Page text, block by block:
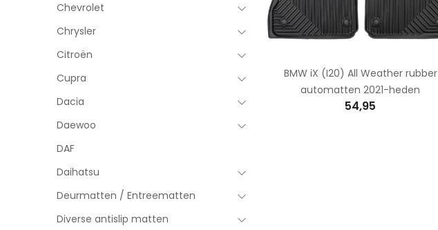
Chevrolet
Chrysler
Citroën
Cupra
Dacia
Daewoo
DAF
Daihatsu
Deurmatten / Entreematten
Diverse antislip matten
BMW iX (I20) All Weather rubber
automatten 2021-heden
54,95